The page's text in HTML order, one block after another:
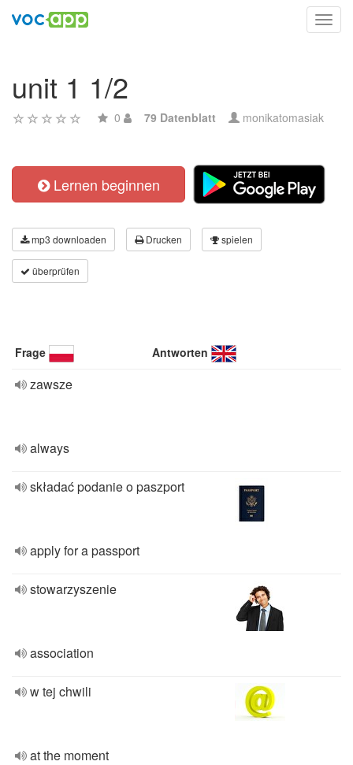
unit 1 1/2
0 79 Datenblatt monikatomasiak
Lernen beginnen
mp3 downloaden Drucken spielen
überprüfen
Frage Antworten
zawsze
always
składać podanie o paszport
apply for a passport
stowarzyszenie
association
w tej chwili
at the moment